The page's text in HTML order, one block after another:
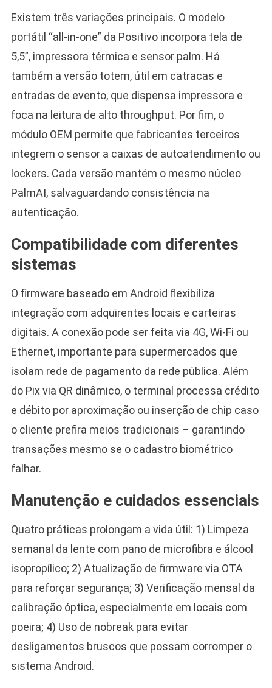
Existem três variações principais. O modelo
portátil “all-in-one” da Positivo incorpora tela de
5,5”, impressora térmica e sensor palm. Há
também a versão totem, útil em catracas e
entradas de evento, que dispensa impressora e
foca na leitura de alto throughput. Por fim, o
módulo OEM permite que fabricantes terceiros
integrem o sensor a caixas de autoatendimento ou
lockers. Cada versão mantém o mesmo núcleo
PalmAI, salvaguardando consistência na
autenticação.
Compatibilidade com diferentes
sistemas
O firmware baseado em Android flexibiliza
integração com adquirentes locais e carteiras
digitais. A conexão pode ser feita via 4G, Wi-Fi ou
Ethernet, importante para supermercados que
isolam rede de pagamento da rede pública. Além
do Pix via QR dinâmico, o terminal processa crédito
e débito por aproximação ou inserção de chip caso
o cliente prefira meios tradicionais – garantindo
transações mesmo se o cadastro biométrico
falhar.
Manutenção e cuidados essenciais
Quatro práticas prolongam a vida útil: 1) Limpeza
semanal da lente com pano de microfibra e álcool
isopropílico; 2) Atualização de firmware via OTA
para reforçar segurança; 3) Verificação mensal da
calibração óptica, especialmente em locais com
poeira; 4) Uso de nobreak para evitar
desligamentos bruscos que possam corromper o
sistema Android.